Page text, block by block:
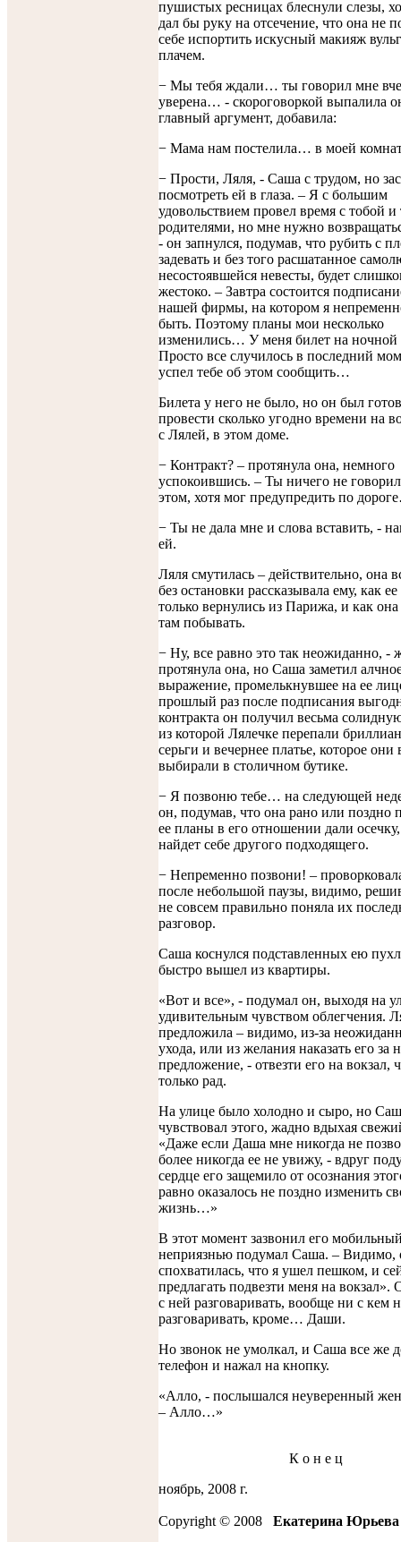
пушистых ресницах блеснули слезы,
дал бы руку на отсечение, что она не
себе испортить искусный макияж
плачем.
− Мы тебя ждали… ты говорил мне
уверена… - скороговоркой выпалила
главный аргумент, добавила:
− Мама нам постелила… в моей
− Прости, Ляля, - Саша с трудом, но
посмотреть ей в глаза. – Я с большим
удовольствием провел время с тобой
родителями, но мне нужно
- он запнулся, подумав, что рубить с
задевать и без того расшатанное
несостоявшейся невесты, будет
жестоко. – Завтра состоится
нашей фирмы, на котором я
быть. Поэтому планы мои несколько
изменились… У меня билет на
Просто все случилось в последний
успел тебе об этом сообщить…
Билета у него не было, но он был
провести сколько угодно времени на
с Лялей, в этом доме.
− Контракт? – протянула она, немного
успокоившись. – Ты ничего не
этом, хотя мог предупредить по
− Ты не дала мне и слова вставить, -
ей.
Ляля смутилась – действительно, она
без остановки рассказывала ему, как
только вернулись из Парижа, и как
там побывать.
− Ну, все равно это так неожиданно, -
протянула она, но Саша заметил
выражение, промелькнувшее на ее
прошлый раз после подписания
контракта он получил весьма
из которой Лялечке перепали
серьги и вечернее платье, которое они
выбирали в столичном бутике.
− Я позвоню тебе… на следующей
он, подумав, что она рано или поздно
ее планы в его отношении дали
найдет себе другого подходящего.
− Непременно позвони! –
после небольшой паузы, видимо,
не совсем правильно поняла их
разговор.
Саша коснулся подставленных ею
быстро вышел из квартиры.
«Вот и все», - подумал он, выходя на
удивительным чувством облегчения.
предложила – видимо, из-за
ухода, или из желания наказать его за
предложение, - отвезти его на вокзал,
только рад.
На улице было холодно и сыро, но
чувствовал этого, жадно вдыхая
«Даже если Даша мне никогда не
более никогда ее не увижу, - вдруг
сердце его защемило от осознания
равно оказалось не поздно изменить
жизнь…»
В этот момент зазвонил его
неприязнью подумал Саша. – Видимо,
спохватилась, что я ушел пешком, и
предлагать подвезти меня на вокзал».
с ней разговаривать, вообще ни с кем
разговаривать, кроме… Даши.
Но звонок не умолкал, и Саша все же
телефон и нажал на кнопку.
«Алло, - послышался неуверенный
– Алло…»
К о н е ц
ноябрь, 2008 г.
Copyright © 2008 Екатерина Юрьева